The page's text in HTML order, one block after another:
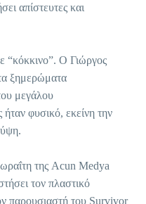
απίστευτες και
“κόκκινο”. Ο Γιώργος
ξημερώματα
μεγάλου
φυσικό, εκείνη την
της Acun Medya
τον πλαστικό
παρουσιαστή του Survivor